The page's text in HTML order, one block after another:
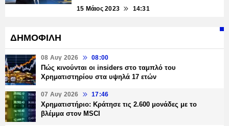
15 Μάιος 2023 14:31
ΔΗΜΟΦΙΛΗ
08 Αυγ 2026 08:00
Πώς κινούνται οι insiders στο ταμπλό του
Χρηματιστηρίου στα υψηλά 17 ετών
07 Αυγ 2026 17:46
Χρηματιστήριο: Κράτησε τις 2.600 μονάδες με το
βλέμμα στον MSCI